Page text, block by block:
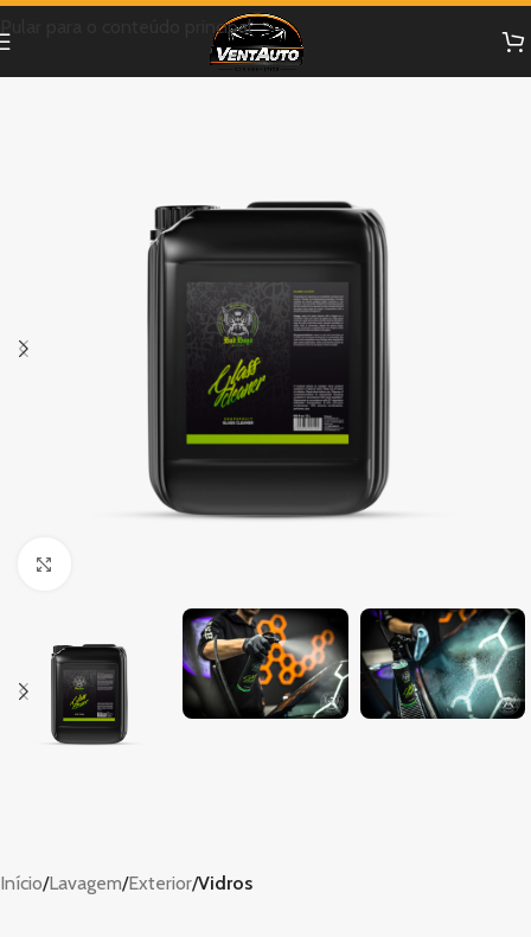
Pular para o conteúdo principal
Início Lavagem Exterior Vidros